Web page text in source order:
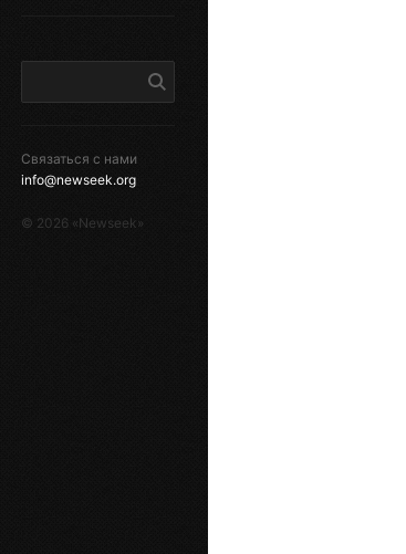
Связаться с нами
info@newseek.org
© 2026 «Newseek»